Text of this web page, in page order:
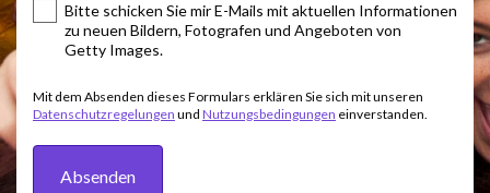
Bitte schicken Sie mir E-Mails mit aktuellen Informationen
zu neuen Bildern, Fotografen und Angeboten von
Getty Images.
Mit dem Absenden dieses Formulars erklären Sie sich mit unseren
Datenschutzregelungen und Nutzungsbedingungen einverstanden.
Absenden